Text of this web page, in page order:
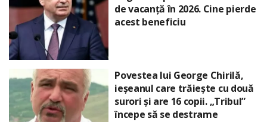
de vacanță în 2026. Cine pierde
acest beneficiu
Povestea lui George Chirilă,
ieșeanul care trăiește cu două
surori și are 16 copii. „Tribul”
începe să se destrame